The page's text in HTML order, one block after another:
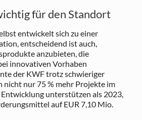
für den Standort
entwickelt sich zu einer
entscheidend ist auch,
anzubieten, die
innovativen Vorhaben
der KWF trotz schwieriger
nicht nur 75 % mehr Projekte im
Entwicklung unterstützen als 2023,
auf EUR 7,10 Mio.